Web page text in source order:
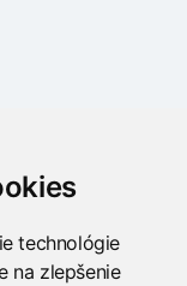
technológie
na zlepšenie